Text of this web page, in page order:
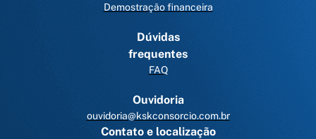
Demostração financeira
Dúvidas
frequentes
FAQ
Ouvidoria
ouvidoria@kskconsorcio.com.br
Contato e localização